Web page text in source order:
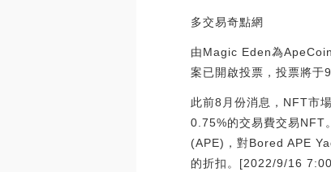
多交易奇點網
由Magic Eden為
案已開啟投票，投票將于
此前8月份消息，NFT市
0.75%的交易費交易NFT
(APE)，對Bored APE
的折扣。[2022/9/16